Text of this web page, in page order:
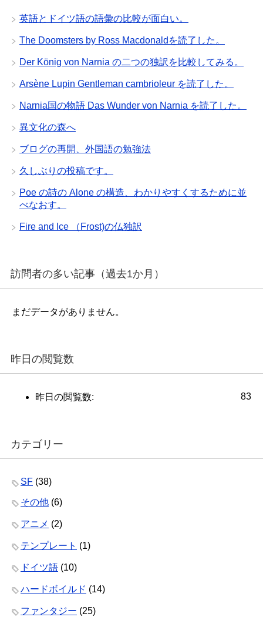
英語とドイツ語の語彙の比較が面白い。
The Doomsters by Ross Macdonaldを読了した。
Der König von Narnia の二つの独訳を比較してみる。
Arsène Lupin Gentleman cambrioleur を読了した。
Narnia国の物語 Das Wunder von Narnia を読了した。
異文化の森へ
ブログの再開、外国語の勉強法
久しぶりの投稿です。
Poe の詩の Alone の構造、わかりやすくするために並
べなおす。
Fire and Ice （Frost)の仏独訳
訪問者の多い記事（過去1か月）
まだデータがありません。
昨日の閲覧数
83
昨日の閲覧数:
カテゴリー
SF (38)
その他 (6)
アニメ (2)
テンプレート (1)
ドイツ語 (10)
ハードボイルド (14)
ファンタジー (25)